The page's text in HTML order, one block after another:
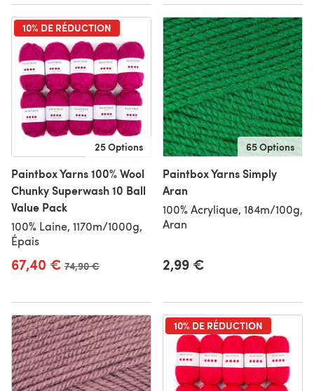
10% DE RÉDUCTION
25 Options
Paintbox Yarns 100% Wool
Chunky Superwash 10 Ball
Value Pack
100% Laine, 1170m/1000g,
Épais
67,40 € Ancien prix
74,90 €
65 Options
Paintbox Yarns Simply
Aran
100% Acrylique, 184m/100g,
Aran
2,99 €
10% DE RÉDUCTION